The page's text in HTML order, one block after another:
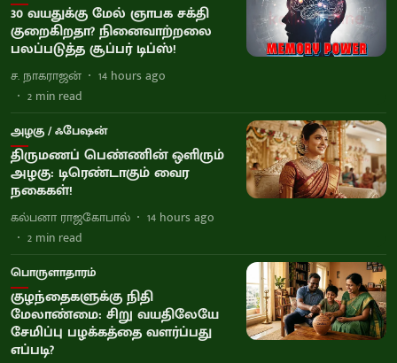
30 வயதுக்கு மேல் ஞாபக சக்தி
குறைகிறதா? நினைவாற்றலை
பலப்படுத்த சூப்பர் டிப்ஸ்!
ச. நாகராஜன்
14 hours ago
2 min read
அழகு / ஃபேஷன்
திருமணப் பெண்ணின் ஒளிரும்
அழகு: டிரெண்டாகும் வைர
நகைகள்!
கல்பனா ராஜகோபால்
14 hours ago
2 min read
பொருளாதாரம்
குழந்தைகளுக்கு நிதி
மேலாண்மை: சிறு வயதிலேயே
சேமிப்பு பழக்கத்தை வளர்ப்பது
எப்படி?